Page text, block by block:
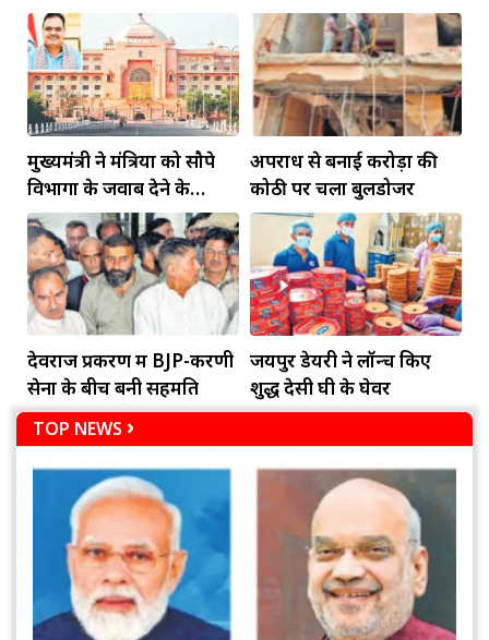
मुख्यमंत्री ने मंत्रियों को सौपे
विभागों के जवाब देने के
दायित्व
अपराध से बनाई करोड़ों की
कोठी पर चला बुलडोजर
देवराज प्रकरण में BJP-करणी
सेना के बीच बनी सहमति
जयपुर डेयरी ने लॉन्च किए
शुद्ध देसी घी के घेवर
TOP NEWS